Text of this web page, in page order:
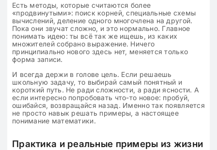
Есть методы, которые считаются более
«продвинутыми»: поиск корней, специальные схемы
вычислений, деление одного многочлена на другой.
Пока они звучат сложно, и это нормально. Главное
понимать идею: ты всё так же ищешь, из каких
множителей собрано выражение. Ничего
принципиально нового здесь нет, меняется только
форма записи.
И всегда держи в голове цель. Если решаешь
школьную задачу, то выбирай самый понятный и
короткий путь. Не ради сложности, а ради ясности. А
если интересно попробовать что-то новое: пробуй,
ошибайся, возвращайся назад. Именно так появляется
не просто навык решать примеры, а настоящее
понимание математики.
Практика и реальные примеры из жизни